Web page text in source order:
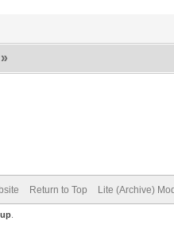
»
Return to Top Lite (Archive)